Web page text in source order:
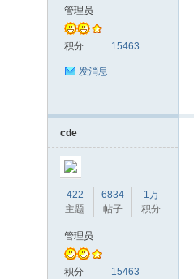
管理员
积分 15463
发消息
cde
422
主题
6834
帖子
1万
积分
管理员
积分 15463